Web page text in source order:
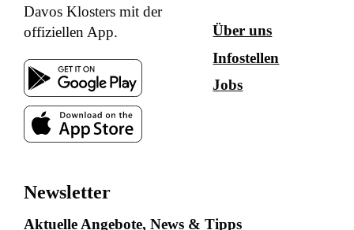
Davos Klosters mit der
offiziellen App.
Über uns
Infostellen
Jobs
Newsletter
Aktuelle Angebote, News & Tipps